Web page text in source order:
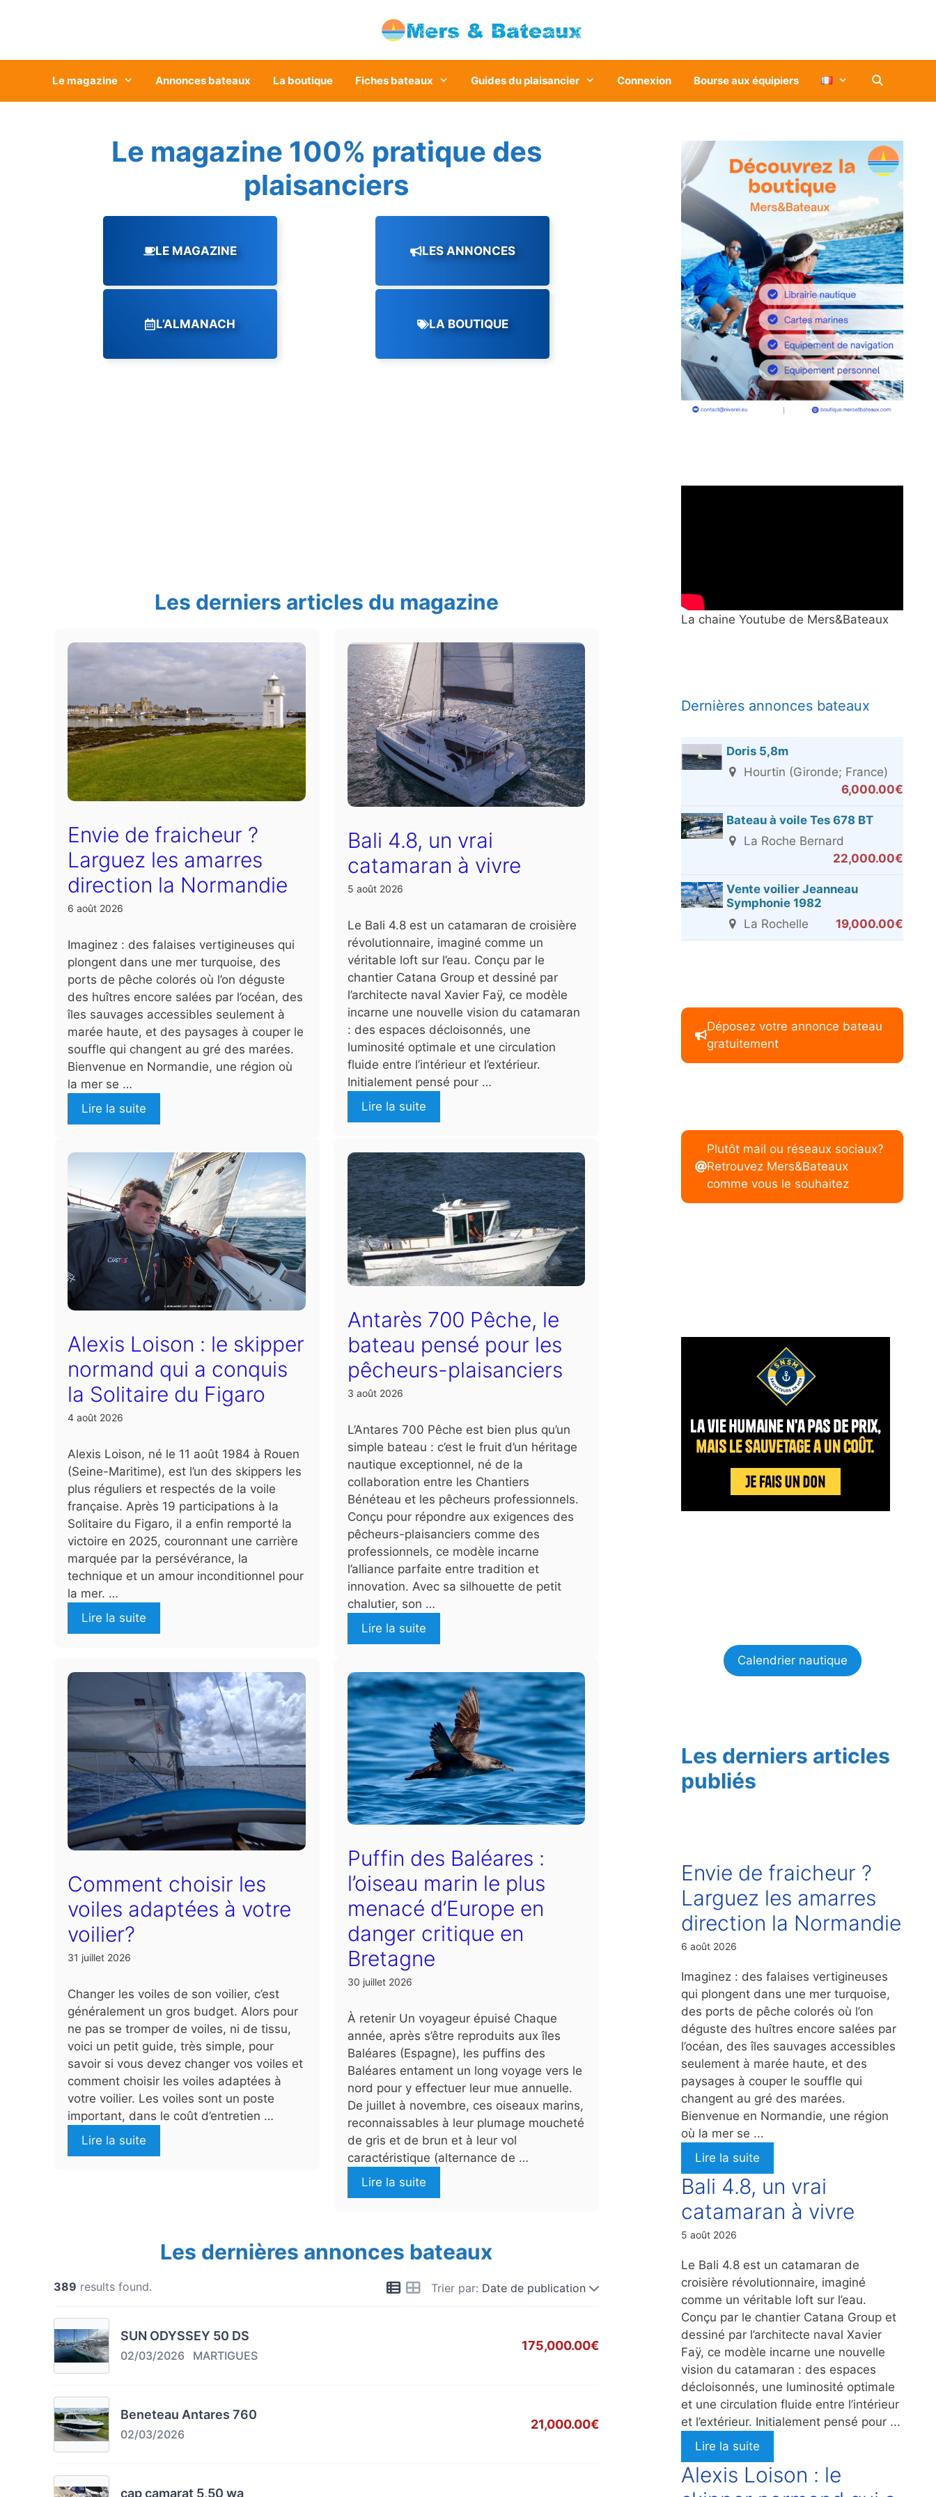
Le magazine Annonces bateaux La boutique Fiches bateaux Guides du plaisancier Connexion Bourse aux équipiers
Le magazine 100% pratique des
plaisanciers
LE MAGAZINE LES ANNONCES
L’ALMANACH LA BOUTIQUE
Les derniers articles du magazine
Envie de fraicheur ?
Larguez les amarres
direction la Normandie
6 août 2026
Imaginez : des falaises vertigineuses qui
plongent dans une mer turquoise, des
ports de pêche colorés où l’on déguste
des huîtres encore salées par l’océan, des
îles sauvages accessibles seulement à
marée haute, et des paysages à couper le
souffle qui changent au gré des marées.
Bienvenue en Normandie, une région où
la mer se …
Lire la suite
Bali 4.8, un vrai
catamaran à vivre
5 août 2026
Le Bali 4.8 est un catamaran de croisière
révolutionnaire, imaginé comme un
véritable loft sur l’eau. Conçu par le
chantier Catana Group et dessiné par
l’architecte naval Xavier Faÿ, ce modèle
incarne une nouvelle vision du catamaran
: des espaces décloisonnés, une
luminosité optimale et une circulation
fluide entre l’intérieur et l’extérieur.
Initialement pensé pour …
Lire la suite
Alexis Loison : le skipper
normand qui a conquis
la Solitaire du Figaro
4 août 2026
Alexis Loison, né le 11 août 1984 à Rouen
(Seine-Maritime), est l’un des skippers les
plus réguliers et respectés de la voile
française. Après 19 participations à la
Solitaire du Figaro, il a enfin remporté la
victoire en 2025, couronnant une carrière
marquée par la persévérance, la
technique et un amour inconditionnel pour
la mer. …
Lire la suite
Antarès 700 Pêche, le
bateau pensé pour les
pêcheurs-plaisanciers
3 août 2026
L’Antares 700 Pêche est bien plus qu’un
simple bateau : c’est le fruit d’un héritage
nautique exceptionnel, né de la
collaboration entre les Chantiers
Bénéteau et les pêcheurs professionnels.
Conçu pour répondre aux exigences des
pêcheurs-plaisanciers comme des
professionnels, ce modèle incarne
l’alliance parfaite entre tradition et
innovation. Avec sa silhouette de petit
chalutier, son …
Lire la suite
Comment choisir les
voiles adaptées à votre
voilier?
31 juillet 2026
Changer les voiles de son voilier, c’est
généralement un gros budget. Alors pour
ne pas se tromper de voiles, ni de tissu,
voici un petit guide, très simple, pour
savoir si vous devez changer vos voiles et
comment choisir les voiles adaptées à
votre voilier. Les voiles sont un poste
important, dans le coût d’entretien …
Lire la suite
Puffin des Baléares :
l’oiseau marin le plus
menacé d’Europe en
danger critique en
Bretagne
30 juillet 2026
À retenir Un voyageur épuisé Chaque
année, après s’être reproduits aux îles
Baléares (Espagne), les puffins des
Baléares entament un long voyage vers le
nord pour y effectuer leur mue annuelle.
De juillet à novembre, ces oiseaux marins,
reconnaissables à leur plumage moucheté
de gris et de brun et à leur vol
caractéristique (alternance de …
Lire la suite
Les dernières annonces bateaux
Trier par: Date de publication
389 results found.
SUN ODYSSEY 50 DS
02/03/2026 MARTIGUES
175,000.00€
Beneteau Antares 760
02/03/2026
21,000.00€
cap camarat 5,50 wa
La chaine Youtube de Mers&Bateaux
Dernières annonces bateaux
Doris 5,8m
Hourtin (Gironde; France)
6,000.00€
Bateau à voile Tes 678 BT
La Roche Bernard
22,000.00€
Vente voilier Jeanneau
Symphonie 1982
La Rochelle
19,000.00€
Déposez votre annonce bateau
gratuitement
Plutôt mail ou réseaux sociaux?
Retrouvez Mers&Bateaux
comme vous le souhaitez
Calendrier nautique
Les derniers articles
publiés
Envie de fraicheur ?
Larguez les amarres
direction la Normandie
6 août 2026
Imaginez : des falaises vertigineuses
qui plongent dans une mer turquoise,
des ports de pêche colorés où l’on
déguste des huîtres encore salées par
l’océan, des îles sauvages accessibles
seulement à marée haute, et des
paysages à couper le souffle qui
changent au gré des marées.
Bienvenue en Normandie, une région
où la mer se ...
Lire la suite
Bali 4.8, un vrai
catamaran à vivre
5 août 2026
Le Bali 4.8 est un catamaran de
croisière révolutionnaire, imaginé
comme un véritable loft sur l’eau.
Conçu par le chantier Catana Group et
dessiné par l’architecte naval Xavier
Faÿ, ce modèle incarne une nouvelle
vision du catamaran : des espaces
décloisonnés, une luminosité optimale
et une circulation fluide entre l’intérieur
et l’extérieur. Initialement pensé pour ...
Lire la suite
Alexis Loison : le